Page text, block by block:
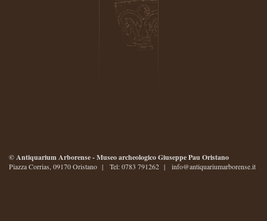
© Antiquarium Arborense - Museo archeologico Giuseppe Pau Oristano
Piazza Corrias, 09170 Oristano | Tel: 0783 791262 | info@antiquariumarborense.it